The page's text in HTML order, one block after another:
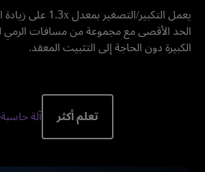
الكبيرة دون الحاجة إلى التثبيت المعقد.
تعلم أكثر آلة حاسبة